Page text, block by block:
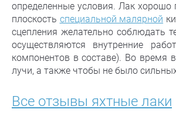
определенные условия. Лак хорошо
плоскость специальной малярной
сцепления желательно соблюдать
осуществляются внутренние
компонентов в составе). Во
лучи, а также чтобы не было
Все отзывы яхтные лаки